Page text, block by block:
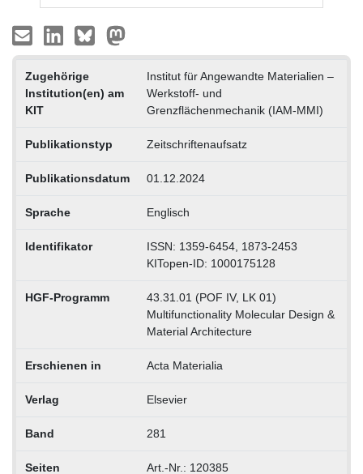
Zugehörige
Institution(en) am
KIT
Institut für Angewandte Materialien –
Werkstoff- und
Grenzflächenmechanik (IAM-MMI)
Publikationstyp Zeitschriftenaufsatz
Publikationsdatum 01.12.2024
Sprache Englisch
Identifikator
ISSN: 1359-6454, 1873-2453
KITopen-ID: 1000175128
HGF-Programm
43.31.01 (POF IV, LK 01)
Multifunctionality Molecular Design &
Material Architecture
Erschienen in Acta Materialia
Verlag Elsevier
Band 281
Seiten Art.-Nr.: 120385